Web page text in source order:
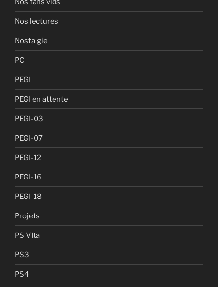
Nos fans vids
Nos lectures
Nostalgie
PC
PEGI
PEGI en attente
PEGI-03
PEGI-07
PEGI-12
PEGI-16
PEGI-18
Projets
PS VIta
PS3
PS4